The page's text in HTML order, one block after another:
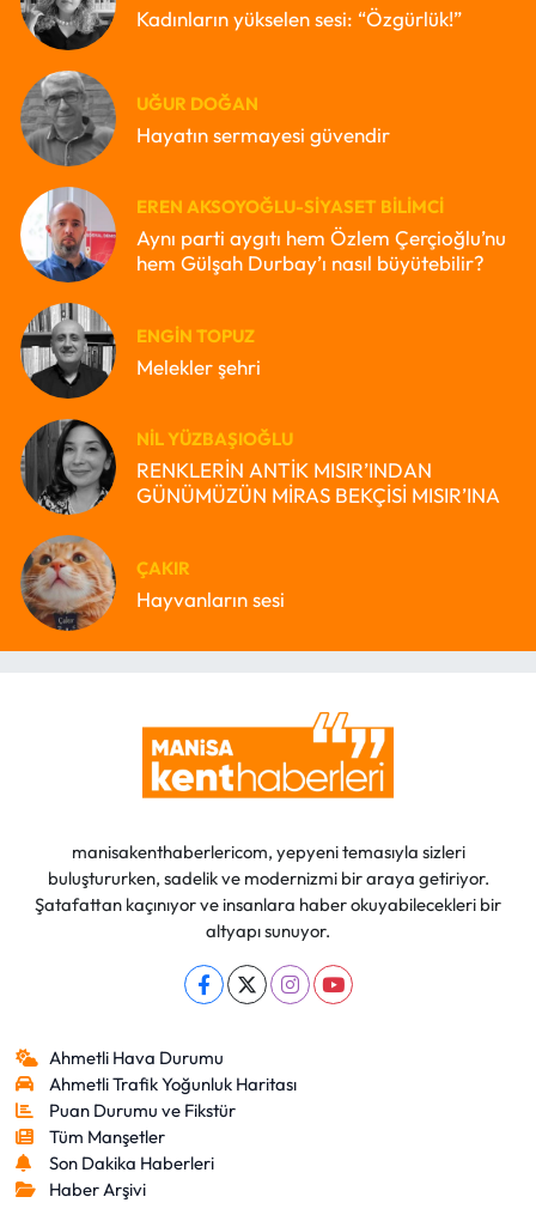
Kadınların yükselen sesi: “Özgürlük!”
UĞUR DOĞAN
Hayatın sermayesi güvendir
EREN AKSOYOĞLU-SIYASET BILIMCI
Aynı parti aygıtı hem Özlem Çerçioğlu’nu
hem Gülşah Durbay’ı nasıl büyütebilir?
ENGIN TOPUZ
Melekler şehri
NIL YÜZBAŞIOĞLU
RENKLERİN ANTİK MISIR’INDAN
GÜNÜMÜZÜN MİRAS BEKÇİSİ MISIR’INA
ÇAKIR
Hayvanların sesi
manisakenthaberlericom, yepyeni temasıyla sizleri
buluştururken, sadelik ve modernizmi bir araya getiriyor.
Şatafattan kaçınıyor ve insanlara haber okuyabilecekleri bir
altyapı sunuyor.
Ahmetli Hava Durumu
Ahmetli Trafik Yoğunluk Haritası
Puan Durumu ve Fikstür
Tüm Manşetler
Son Dakika Haberleri
Haber Arşivi